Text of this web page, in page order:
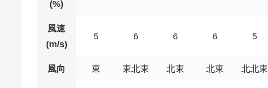
(%)
風速
(m/s)
5 6 6 6 5
風向 東 東北東 北東 北東 北北東